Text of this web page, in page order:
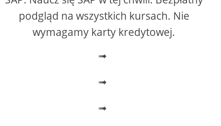
podgląd na wszystkich kursach. Nie
wymagamy karty kredytowej.
➟
➟
➟